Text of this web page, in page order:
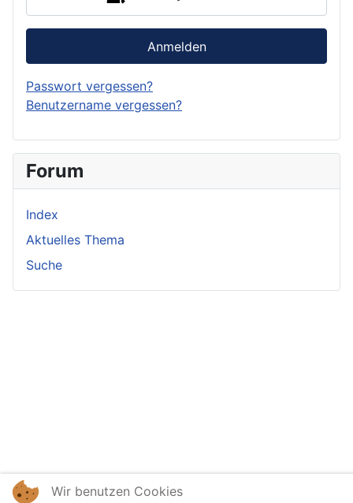
Anmelden
Passwort vergessen?
Benutzername vergessen?
Forum
Index
Aktuelles Thema
Suche
Wir benutzen Cookies